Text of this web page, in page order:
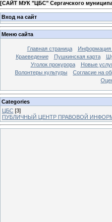
[САЙТ МУК "ЦБС" Сергачского
Вход на сайт
Меню сайта
Главная страница Информация
Краеведение
Пушкинская карта
Уголок прокурора
Новые
Волонтеры культуры
Согласие на
Categories
ЦБС [3]
ПУБЛИЧНЫЙ ЦЕНТР ПРАВОВОЙ